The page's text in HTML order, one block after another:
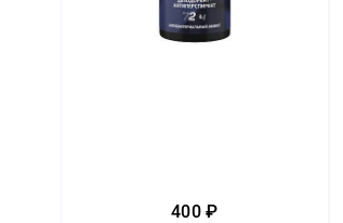
400 ₽